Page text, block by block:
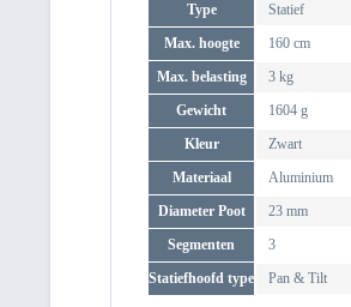
Type
Statief
Max. hoogte
160 cm
Max. belasting
3 kg
Gewicht
1604 g
Kleur
Zwart
Materiaal
Aluminium
Diameter Poot
23 mm
Segmenten
3
Statiefhoofd type
Pan & Tilt